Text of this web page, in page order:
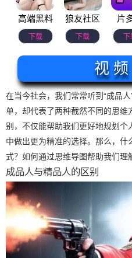
高端黑料
下载
狼友社区
下载
片
下
视
在当今社会，我们常常听到“成品
单，却代表了两种截然不同的思
别，不仅能帮助我们更好地规划
中做出更为精准的选择。那么，什
式？如何通过思维导图帮助我们理
成品人与精品人的区别